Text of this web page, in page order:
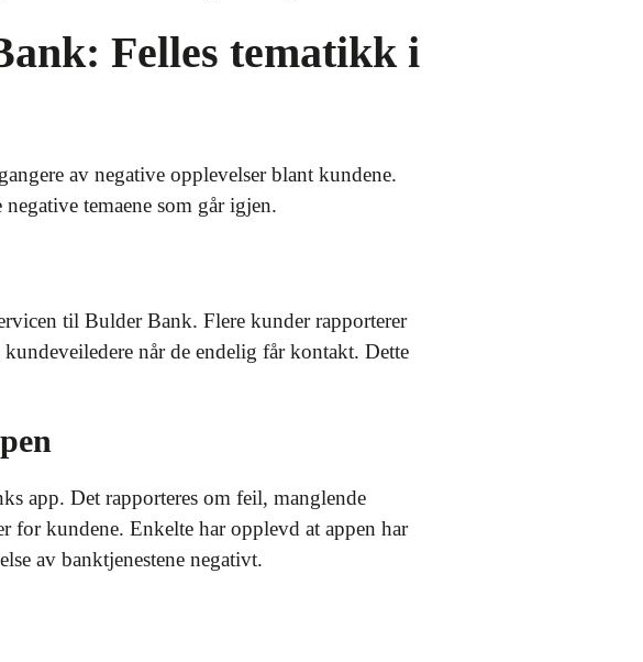
Felles tematikk i
av negative opplevelser blant kundene.
temaene som går igjen.
til Bulder Bank. Flere kunder rapporterer
når de endelig får kontakt. Dette
app. Det rapporteres om feil, manglende
for kundene. Enkelte har opplevd at appen har
av banktjenestene negativt.